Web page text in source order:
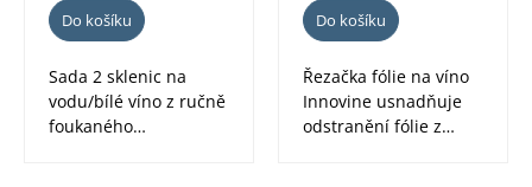
Do košíku
Sada 2 sklenic na
vodu/bílé víno z ručně
foukaného
Do košíku
Řezačka fólie na víno
Innovine usnadňuje
odstranění fólie z